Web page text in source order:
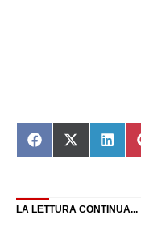
Share
on
Share
on
on
LA LETTURA CONTINUA...